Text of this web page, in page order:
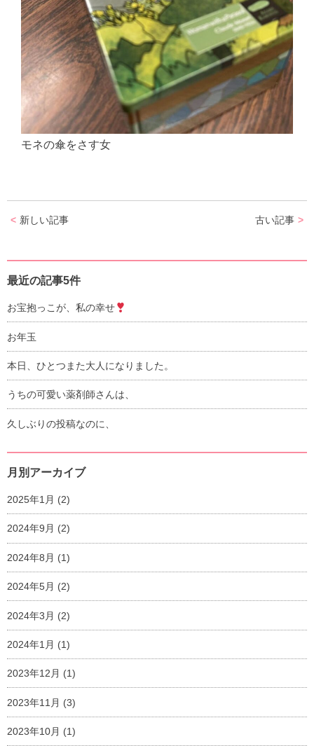
モネの傘をさす女
新しい記事 古い記事
最近の記事5件
お宝抱っこが、私の幸せ
お年玉
本日、ひとつまた大人になりました。
うちの可愛い薬剤師さんは、
久しぶりの投稿なのに、
月別アーカイブ
2025年1月 (2)
2024年9月 (2)
2024年8月 (1)
2024年5月 (2)
2024年3月 (2)
2024年1月 (1)
2023年12月 (1)
2023年11月 (3)
2023年10月 (1)